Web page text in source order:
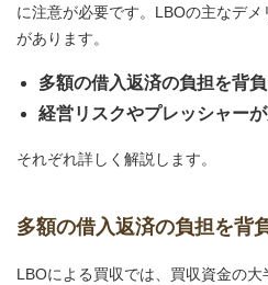
に注意が必要です。LBOの主なデ
があります。
多額の借入返済の負担を背負
経営リスクやプレッシャー
それぞれ詳しく解説します。
多額の借入返済の負担を背
LBOによる買収では、買収資金の